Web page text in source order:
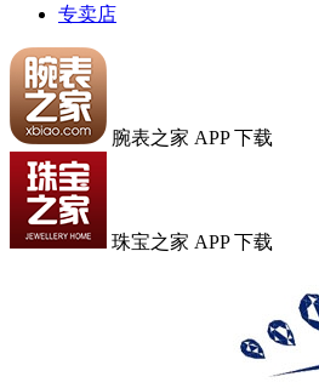
专卖店
腕表之家 APP 下载
珠宝之家 APP 下载